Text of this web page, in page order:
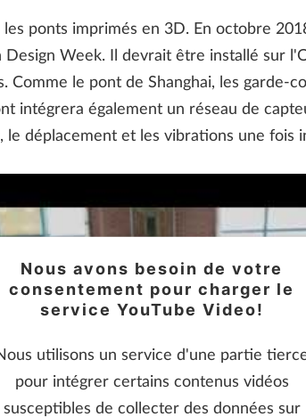
ponts imprimés en 3D. En octobre
Week. Il devrait être installé sur
Comme le pont de Shanghai, les garde-
intégrera également un réseau de
déplacement et les vibrations une fois
Nous avons besoin de votre
consentement pour charger le
service YouTube Video!
utilisons un service d'une partie
pour intégrer certains contenus vidéos
susceptibles de collecter des données sur